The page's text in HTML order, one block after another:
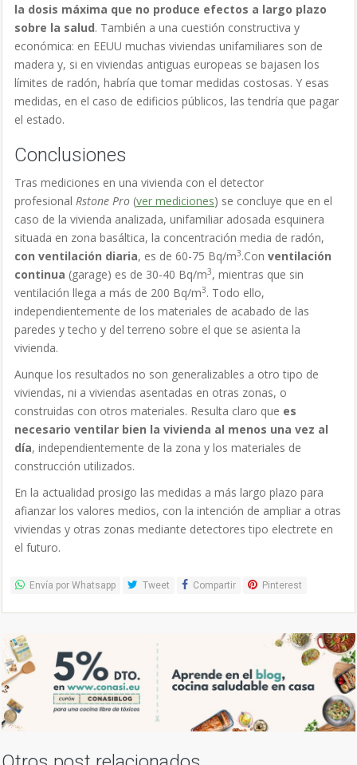
la dosis máxima que no produce efectos a largo plazo
sobre la salud. También a una cuestión constructiva y
económica: en EEUU muchas viviendas unifamiliares son de
madera y, si en viviendas antiguas europeas se bajasen los
límites de radón, habría que tomar medidas costosas. Y esas
medidas, en el caso de edificios públicos, las tendría que pagar
el estado.
Conclusiones
Tras mediciones en una vivienda con el detector
profesional Rstone Pro (ver mediciones) se concluye que en el
caso de la vivienda analizada, unifamiliar adosada esquinera
situada en zona basáltica, la concentración media de radón,
con ventilación diaria, es de 60-75 Bq/m3.Con ventilación
continua (garage) es de 30-40 Bq/m3, mientras que sin
ventilación llega a más de 200 Bq/m3. Todo ello,
independientemente de los materiales de acabado de las
paredes y techo y del terreno sobre el que se asienta la
vivienda.
Aunque los resultados no son generalizables a otro tipo de
viviendas, ni a viviendas asentadas en otras zonas, o
construidas con otros materiales. Resulta claro que es
necesario ventilar bien la vivienda al menos una vez al
día, independientemente de la zona y los materiales de
construcción utilizados.
En la actualidad prosigo las medidas a más largo plazo para
afianzar los valores medios, con la intención de ampliar a otras
viviendas y otras zonas mediante detectores tipo electrete en
el futuro.
Envía por Whatsapp Tweet Compartir Pinterest